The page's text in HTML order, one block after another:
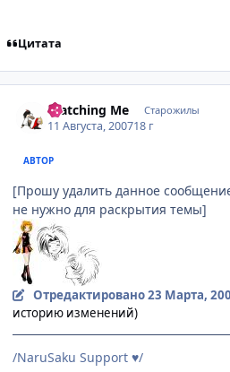
Цитата
Watching Me Старожилы
11 Августа, 200718 г
АВТОР
[Прошу удалить данное
не нужно для раскрытия темы]
Отредактировано23 Марта,
историю изменений)
/NaruSaku Support ♥/